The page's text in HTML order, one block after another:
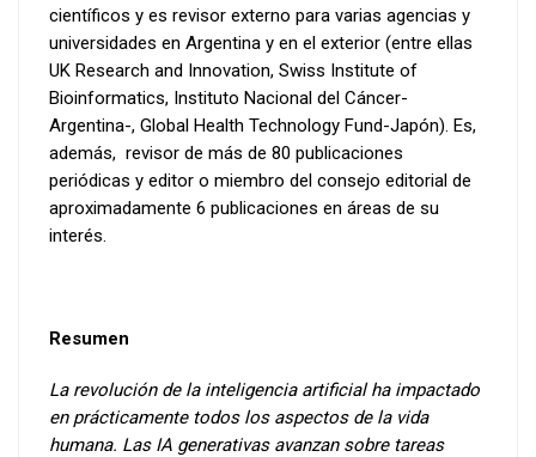
científicos y es revisor externo para varias agencias y
universidades en Argentina y en el exterior (entre ellas
UK Research and Innovation, Swiss Institute of
Bioinformatics, Instituto Nacional del Cáncer-
Argentina-, Global Health Technology Fund-Japón). Es,
además, revisor de más de 80 publicaciones
periódicas y editor o miembro del consejo editorial de
aproximadamente 6 publicaciones en áreas de su
interés.
Resumen
La revolución de la inteligencia artificial ha impactado
en prácticamente todos los aspectos de la vida
humana. Las IA generativas avanzan sobre tareas